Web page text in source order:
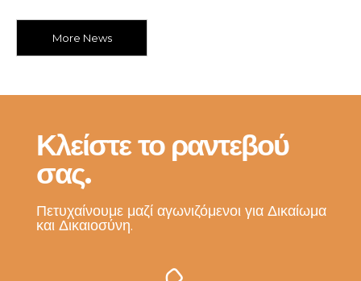
More News
Κλείστε το ραντεβού
σας.
Πετυχαίνουμε μαζί αγωνιζόμενοι για Δικαίωμα
και Δικαιοσύνη.